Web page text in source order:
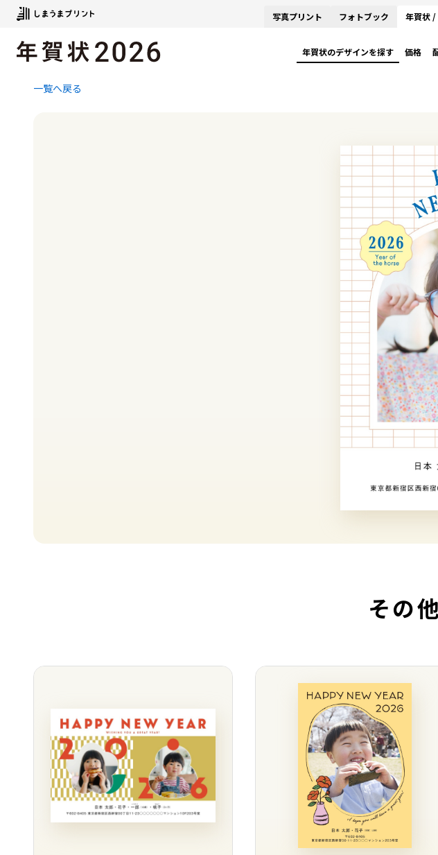
写真プリント フォトブック 年賀状 /
年賀状のデザインを探す 価格
一覧へ戻る
その